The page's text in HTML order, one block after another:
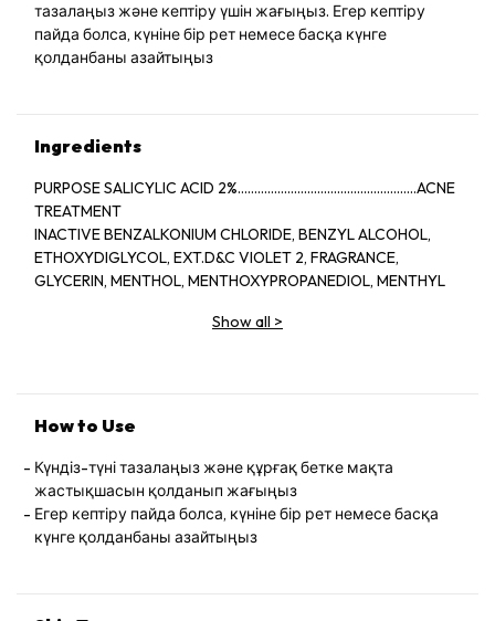
тазалаңыз және кептіру үшін жағыңыз. Егер кептіру
пайда болса, күніне бір рет немесе басқа күнге
қолданбаны азайтыңыз
Ingredients
PURPOSE SALICYLIC ACID 2%......................................................ACNE
TREATMENT
INACTIVE BENZALKONIUM CHLORIDE, BENZYL ALCOHOL,
ETHOXYDIGLYCOL, EXT.D&C VIOLET 2, FRAGRANCE,
GLYCERIN, MENTHOL, MENTHOXYPROPANEDIOL, MENTHYL
Show all >
How to Use
Күндіз-түні тазалаңыз және құрғақ бетке мақта
жастықшасын қолданып жағыңыз
Егер кептіру пайда болса, күніне бір рет немесе басқа
күнге қолданбаны азайтыңыз